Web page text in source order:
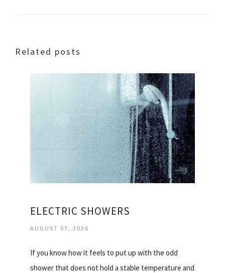
Related posts
ELECTRIC SHOWERS
AUGUST 07, 2026
If you know how it feels to put up with the odd
shower that does not hold a stable temperature and